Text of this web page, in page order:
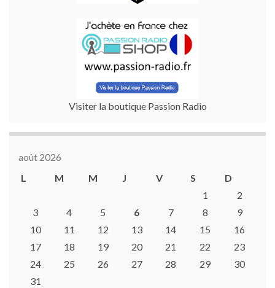
Visiter la boutique Passion Radio
août 2026
L
M M J V S
D
1
2
3
4 5 6 7 8
9
10
11 12 13 14 15
16
17
18 19 20 21 22
23
24
25 26 27 28 29
30
31